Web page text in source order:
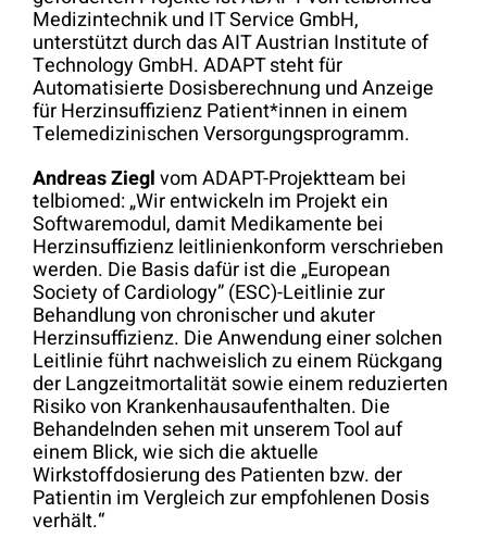
Medizintechnik und IT Service GmbH,
unterstützt durch das AIT Austrian Institute of
Technology GmbH. ADAPT steht für
Automatisierte Dosisberechnung und Anzeige
für Herzinsuffizienz Patient*innen in einem
Telemedizinischen Versorgungsprogramm.
Andreas Zieglvom ADAPT-Projektteam bei
telbiomed: „Wir entwickeln im Projekt ein
Softwaremodul, damit Medikamente bei
Herzinsuffizienz leitlinienkonform verschrieben
werden. Die Basis dafür ist die „European
Society of Cardiology” (ESC)-Leitlinie zur
Behandlung von chronischer und akuter
Herzinsuffizienz. Die Anwendung einer solchen
Leitlinie führt nachweislich zu einem Rückgang
der Langzeitmortalität sowie einem reduzierten
Risiko von Krankenhausaufenthalten. Die
Behandelnden sehen mit unserem Tool auf
einem Blick, wie sich die aktuelle
Wirkstoffdosierung des Patienten bzw. der
Patientin im Vergleich zur empfohlenen Dosis
verhält.“